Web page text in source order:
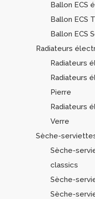
Ballon ECS
Ballon ECS
Ballon ECS
Radiateurs
Radiateurs
Radiateurs
Pierre
Radiateurs
Verre
Sèche-
Sèche-
classics
Sèche-
Sèche-